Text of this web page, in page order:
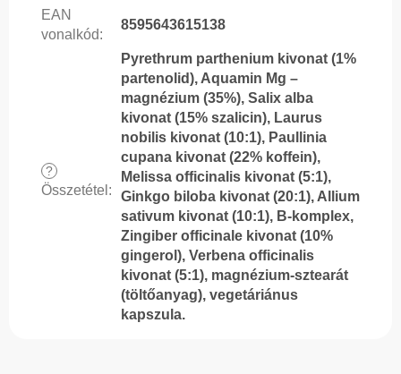
EAN
vonalkód:
8595643615138
?
Összetétel :
Pyrethrum parthenium kivonat (1%
partenolid), Aquamin Mg –
magnézium (35%), Salix alba
kivonat (15% szalicin), Laurus
nobilis kivonat (10:1), Paullinia
cupana kivonat (22% koffein),
Melissa officinalis kivonat (5:1),
Ginkgo biloba kivonat (20:1), Allium
sativum kivonat (10:1), B-komplex,
Zingiber officinale kivonat (10%
gingerol), Verbena officinalis
kivonat (5:1), magnézium-sztearát
(töltőanyag), vegetáriánus
kapszula.